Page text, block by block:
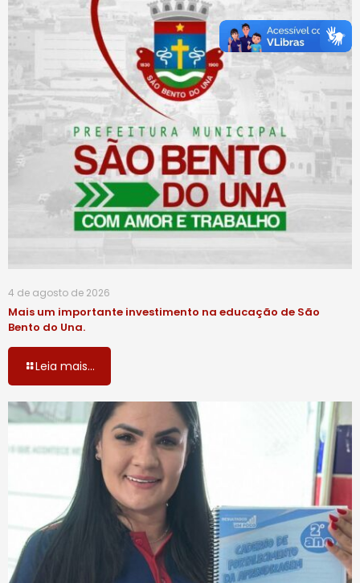
4 de agosto de 2026
Mais um importante investimento na educação de São
Bento do Una.
Leia mais...